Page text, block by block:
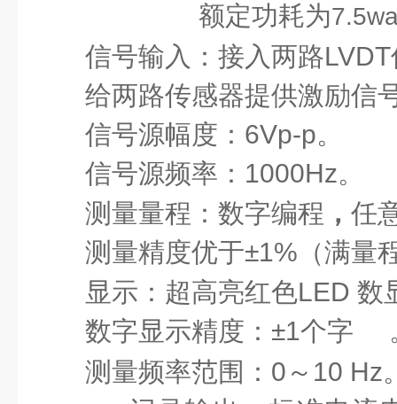
额定功耗为
信号输入：接入两路
给两路传感器提供激励信
信号源幅度：6Vp-p。
信号源频率：1000Hz。
测量量程：数字编程 ， 任
测量精度优于±1% （满量
显示：超高亮红色LED 数
数字显示精度： ±1个字
测量频率范围：0 ～10 Hz